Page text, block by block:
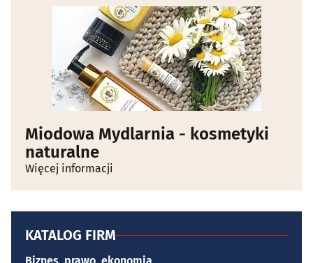
Miodowa Mydlarnia - kosmetyki
naturalne
Więcej informacji
KATALOG FIRM